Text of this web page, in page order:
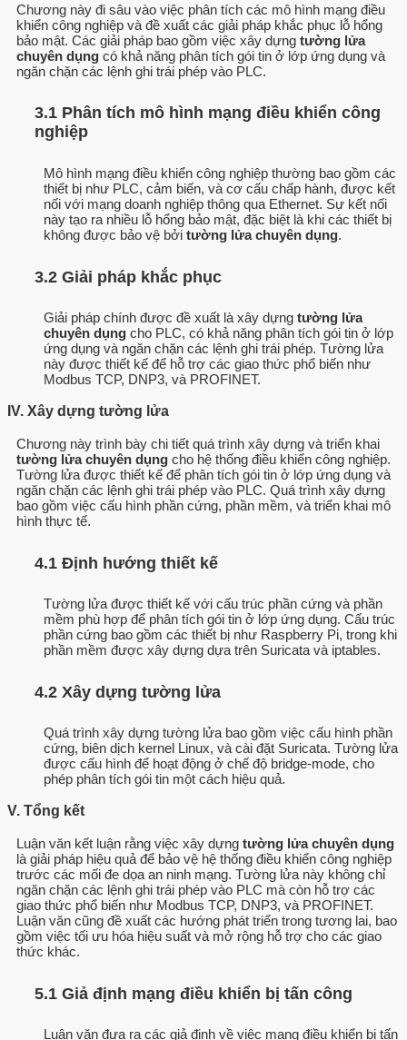
Chương này đi sâu vào việc phân tích các mô hình mạng điều
khiển công nghiệp và đề xuất các giải pháp khắc phục lỗ hổng
bảo mật. Các giải pháp bao gồm việc xây dựng tường lửa
chuyên dụng có khả năng phân tích gói tin ở lớp ứng dụng và
ngăn chặn các lệnh ghi trái phép vào PLC.
3.1 Phân tích mô hình mạng điều khiển công
nghiệp
Mô hình mạng điều khiển công nghiệp thường bao gồm các
thiết bị như PLC, cảm biến, và cơ cấu chấp hành, được kết
nối với mạng doanh nghiệp thông qua Ethernet. Sự kết nối
này tạo ra nhiều lỗ hổng bảo mật, đặc biệt là khi các thiết bị
không được bảo vệ bởi tường lửa chuyên dụng.
3.2 Giải pháp khắc phục
Giải pháp chính được đề xuất là xây dựng tường lửa
chuyên dụng cho PLC, có khả năng phân tích gói tin ở lớp
ứng dụng và ngăn chặn các lệnh ghi trái phép. Tường lửa
này được thiết kế để hỗ trợ các giao thức phổ biến như
Modbus TCP, DNP3, và PROFINET.
IV. Xây dựng tường lửa
Chương này trình bày chi tiết quá trình xây dựng và triển khai
tường lửa chuyên dụng cho hệ thống điều khiển công nghiệp.
Tường lửa được thiết kế để phân tích gói tin ở lớp ứng dụng và
ngăn chặn các lệnh ghi trái phép vào PLC. Quá trình xây dựng
bao gồm việc cấu hình phần cứng, phần mềm, và triển khai mô
hình thực tế.
4.1 Định hướng thiết kế
Tường lửa được thiết kế với cấu trúc phần cứng và phần
mềm phù hợp để phân tích gói tin ở lớp ứng dụng. Cấu trúc
phần cứng bao gồm các thiết bị như Raspberry Pi, trong khi
phần mềm được xây dựng dựa trên Suricata và iptables.
4.2 Xây dựng tường lửa
Quá trình xây dựng tường lửa bao gồm việc cấu hình phần
cứng, biên dịch kernel Linux, và cài đặt Suricata. Tường lửa
được cấu hình để hoạt động ở chế độ bridge-mode, cho
phép phân tích gói tin một cách hiệu quả.
V. Tổng kết
Luận văn kết luận rằng việc xây dựng tường lửa chuyên dụng
là giải pháp hiệu quả để bảo vệ hệ thống điều khiển công nghiệp
trước các mối đe dọa an ninh mạng. Tường lửa này không chỉ
ngăn chặn các lệnh ghi trái phép vào PLC mà còn hỗ trợ các
giao thức phổ biến như Modbus TCP, DNP3, và PROFINET.
Luận văn cũng đề xuất các hướng phát triển trong tương lai, bao
gồm việc tối ưu hóa hiệu suất và mở rộng hỗ trợ cho các giao
thức khác.
5.1 Giả định mạng điều khiển bị tấn công
Luận văn đưa ra các giả định về việc mạng điều khiển bị tấn